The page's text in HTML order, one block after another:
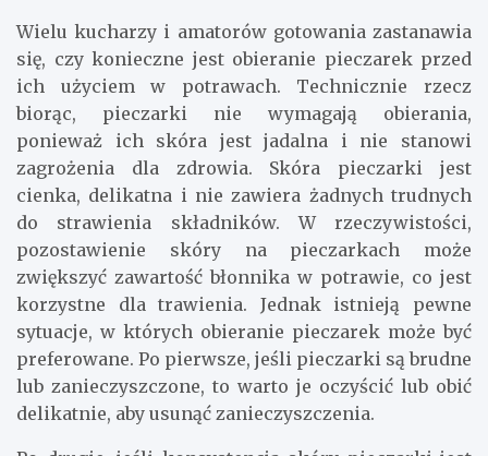
Wielu kucharzy i amatorów gotowania zastanawia
się, czy konieczne jest obieranie pieczarek przed
ich użyciem w potrawach. Technicznie rzecz
biorąc, pieczarki nie wymagają obierania,
ponieważ ich skóra jest jadalna i nie stanowi
zagrożenia dla zdrowia. Skóra pieczarki jest
cienka, delikatna i nie zawiera żadnych trudnych
do strawienia składników. W rzeczywistości,
pozostawienie skóry na pieczarkach może
zwiększyć zawartość błonnika w potrawie, co jest
korzystne dla trawienia. Jednak istnieją pewne
sytuacje, w których obieranie pieczarek może być
preferowane. Po pierwsze, jeśli pieczarki są brudne
lub zanieczyszczone, to warto je oczyścić lub obić
delikatnie, aby usunąć zanieczyszczenia.